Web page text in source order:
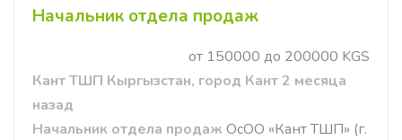
Начальник отдела продаж
от 150000 до 200000 KGS
Кант ТШП Кыргызстан, город Кант 2 месяца
назад
Начальник отдела продаж ОсОО «Кант ТШП» (г.